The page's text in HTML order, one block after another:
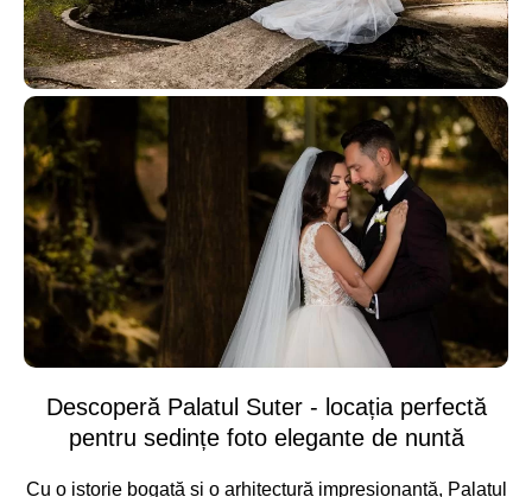
Descoperă Palatul Suter - locația perfectă
pentru sedințe foto elegante de nuntă
Cu o istorie bogată și o arhitectură impresionantă, Palatul